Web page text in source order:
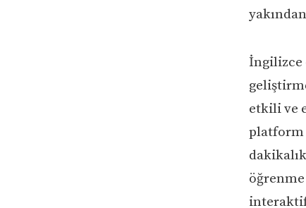
İngilizce
etkili ve
platform